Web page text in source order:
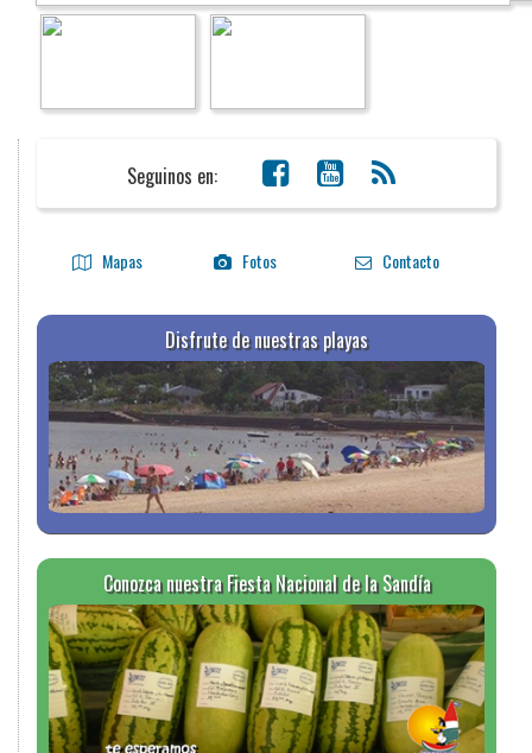
Seguinos en:
Mapas Fotos Contacto
Disfrute de nuestras playas
Conozca nuestra Fiesta Nacional de la Sandía